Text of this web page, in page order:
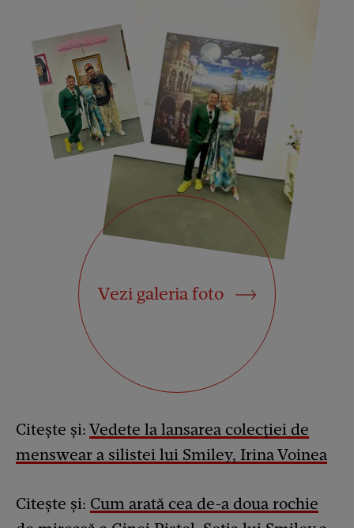
Vezi galeria foto
Citește și: Vedete la lansarea colecţiei de
menswear a silistei lui Smiley, Irina Voinea
Citește și: Cum arată cea de-a doua rochie